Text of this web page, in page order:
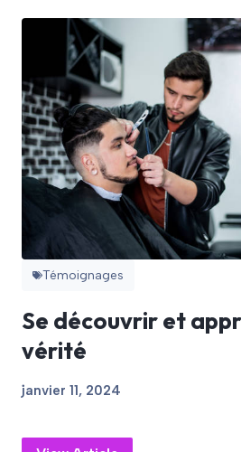
Témoignages
Se découvrir et
vérité
janvier 11, 2024